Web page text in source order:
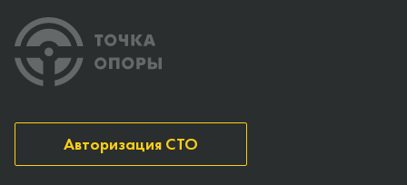
Авторизация СТО